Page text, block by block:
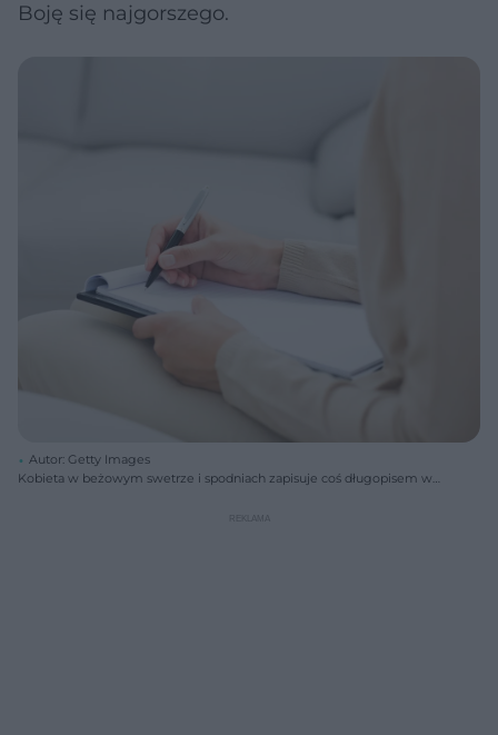
Boję się najgorszego.
Autor: Getty Images
Kobieta w beżowym swetrze i spodniach zapisuje coś długopisem w
porady psychologiczne i walkę ze stresem, o czym przeczytasz więcej